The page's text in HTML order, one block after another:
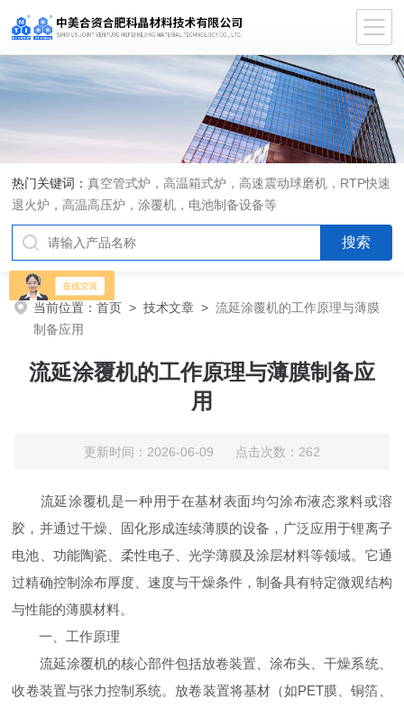
热门关键词：真空管式炉，高温箱式炉，高速震动球磨机，RTP快速
退火炉，高温高压炉，涂覆机，电池制备设备等
当前位置：首页 >技术文章 >流延涂覆机的工作原理与薄膜
制备应用
流延涂覆机的工作原理与薄膜制备应
用
更新时间：2026-06-09 点击次数：262
流延涂覆机是一种用于在基材表面均匀涂布液态浆料或溶
胶，并通过干燥、固化形成连续薄膜的设备，广泛应用于锂离子
电池、功能陶瓷、柔性电子、光学薄膜及涂层材料等领域。它通
过精确控制涂布厚度、速度与干燥条件，制备具有特定微观结构
与性能的薄膜材料。
一、工作原理
流延涂覆机的核心部件包括放卷装置、涂布头、干燥系统、
收卷装置与张力控制系统。放卷装置将基材（如PET膜、铜箔、